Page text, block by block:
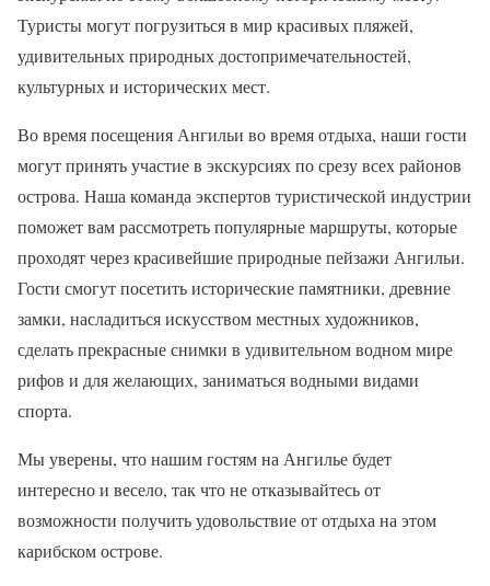
Туристы могут погрузиться в мир красивых пляжей,
удивительных природных достопримечательностей,
культурных и исторических мест.
Во время посещения Ангильи во время отдыха, наши гости
могут принять участие в экскурсиях по срезу всех районов
острова. Наша команда экспертов туристической индустрии
поможет вам рассмотреть популярные маршруты, которые
проходят через красивейшие природные пейзажи Ангильи.
Гости смогут посетить исторические памятники, древние
замки, насладиться искусством местных художников,
сделать прекрасные снимки в удивительном водном мире
рифов и для желающих, заниматься водными видами
спорта.
Мы уверены, что нашим гостям на Ангилье будет
интересно и весело, так что не отказывайтесь от
возможности получить удовольствие от отдыха на этом
карибском острове.